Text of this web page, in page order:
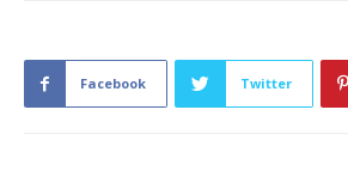
Facebook Twitter